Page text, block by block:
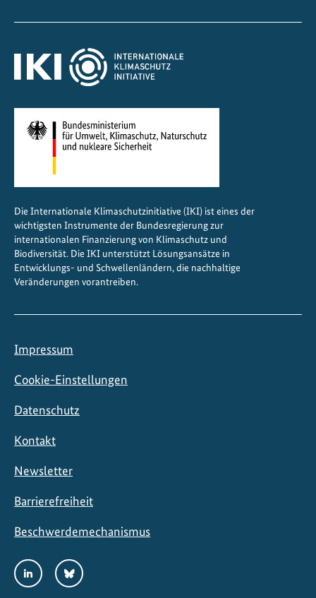
d
n
K
d
i
n
a
Die Internationale Klimaschutzinitiative (IKI) ist eines der
wichtigsten Instrumente der Bundesregierung zur
internationalen Finanzierung von Klimaschutz und
Biodiversität. Die IKI unterstützt Lösungsansätze in
Entwicklungs- und Schwellenländern, die nachhaltige
Veränderungen vorantreiben.
Impressum
Cookie-Einstellungen
Datenschutz
Kontakt
Newsletter
Barrierefreiheit
Beschwerdemechanismus
Social
Media
LinkedInBluesky